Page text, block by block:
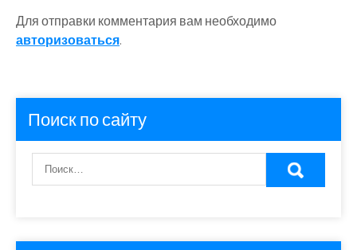
Для отправки комментария вам необходимо
авторизоваться.
Поиск по сайту